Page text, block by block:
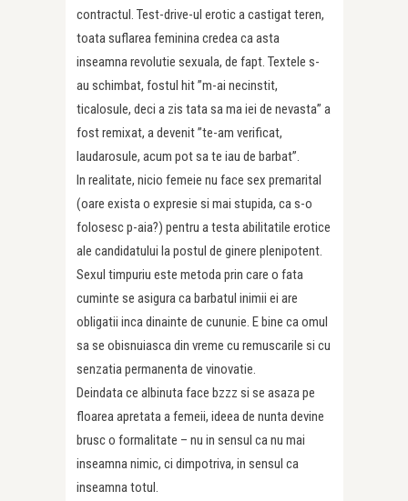
contractul. Test-drive-ul erotic a castigat teren,
toata suflarea feminina credea ca asta
inseamna revolutie sexuala, de fapt. Textele s-
au schimbat, fostul hit ”m-ai necinstit,
ticalosule, deci a zis tata sa ma iei de nevasta” a
fost remixat, a devenit ”te-am verificat,
laudarosule, acum pot sa te iau de barbat”.
In realitate, nicio femeie nu face sex premarital
(oare exista o expresie si mai stupida, ca s-o
folosesc p-aia?) pentru a testa abilitatile erotice
ale candidatului la postul de ginere plenipotent.
Sexul timpuriu este metoda prin care o fata
cuminte se asigura ca barbatul inimii ei are
obligatii inca dinainte de cununie. E bine ca omul
sa se obisnuiasca din vreme cu remuscarile si cu
senzatia permanenta de vinovatie.
Deindata ce albinuta face bzzz si se asaza pe
floarea apretata a femeii, ideea de nunta devine
brusc o formalitate – nu in sensul ca nu mai
inseamna nimic, ci dimpotriva, in sensul ca
inseamna totul.